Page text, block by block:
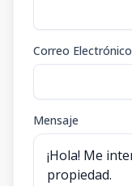
Correo Electrónico
Mensaje